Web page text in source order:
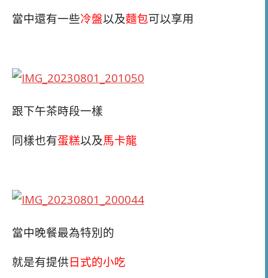
當中還有一些冷盤以及麵包可以享用
跟下午茶時段一樣
同樣也有蛋糕以及馬卡龍
當中晚餐最為特別的
就是有提供日式的小吃